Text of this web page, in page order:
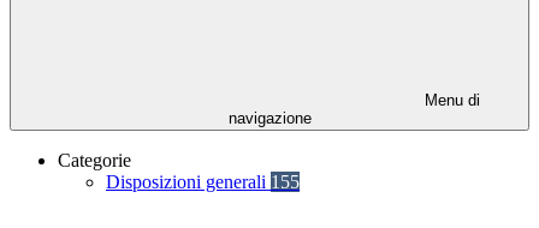
Menu di
navigazione
Categorie
Disposizioni generali 155